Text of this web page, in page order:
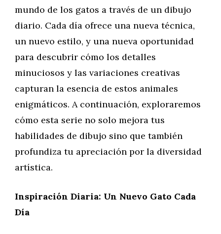
mundo de los gatos a través de un dibujo
diario. Cada día ofrece una nueva técnica,
un nuevo estilo, y una nueva oportunidad
para descubrir cómo los detalles
minuciosos y las variaciones creativas
capturan la esencia de estos animales
enigmáticos. A continuación, exploraremos
cómo esta serie no solo mejora tus
habilidades de dibujo sino que también
profundiza tu apreciación por la diversidad
artística.
Inspiración Diaria: Un Nuevo Gato Cada
Día